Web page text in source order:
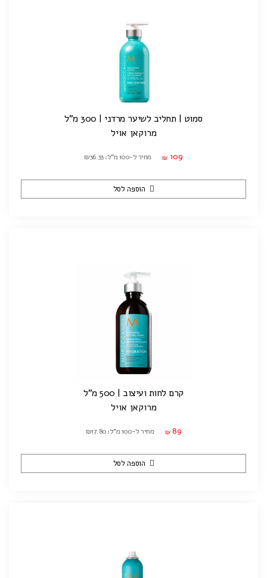
סמוט | תחליב לשיער מרדני | 300 מ"ל
מרוקאן אויל
₪ 109 מחיר ל-100 מ"ל: ₪36.33
הוספה לסל
קרם לחות ועיצוב | 500 מ"ל
מרוקאן אויל
₪ 89 מחיר ל-100 מ"ל: ₪17.80
הוספה לסל